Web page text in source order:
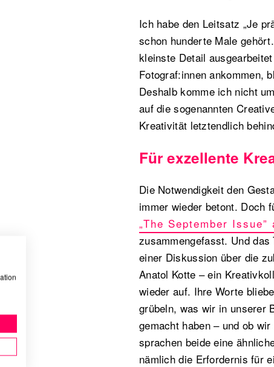
Ich habe den Leitsatz „Je
schon hunderte Male
kleinste Detail
Fotograf:innen ankommen,
Deshalb komme ich nicht
auf die sogenannten
Kreativität letztendlich
Für exzellente
Die Notwendigkeit den
immer wieder betont. Doch
„The September Issue”
zusammengefasst. Und
einer Diskussion über die
Anatol Kotte – ein
wieder auf. Ihre Worte
grübeln, was wir in unserer
gemacht haben – und ob
sprachen beide eine
nämlich die Erfordernis für